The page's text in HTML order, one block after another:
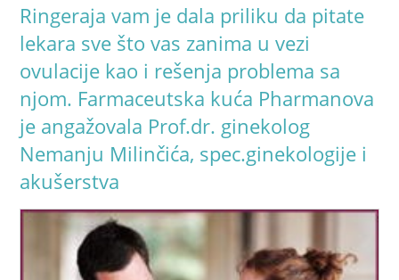
Ringeraja vam je dala priliku da pitate
lekara sve što vas zanima u vezi
ovulacije kao i rešenja problema sa
njom. Farmaceutska kuća Pharmanova
je angažovala Prof.dr. ginekolog
Nemanju Milinčića, spec.ginekologije i
akušerstva